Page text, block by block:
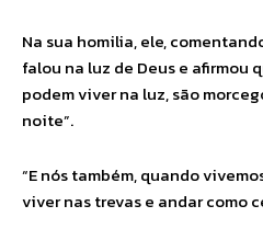
Na sua homilia, ele,
falou na luz de Deus e afirmou
podem viver na luz, são
noite”.
“E nós também, quando
viver nas trevas e andar como